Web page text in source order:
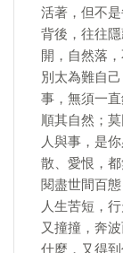
活著，但不
背後，往往
開，自然落，
別太為難自
事，無須一
順其自然；
人與事，是
散、愛恨，
閱盡世間百態
人生苦短，
又撞撞，奔
什麼，又得